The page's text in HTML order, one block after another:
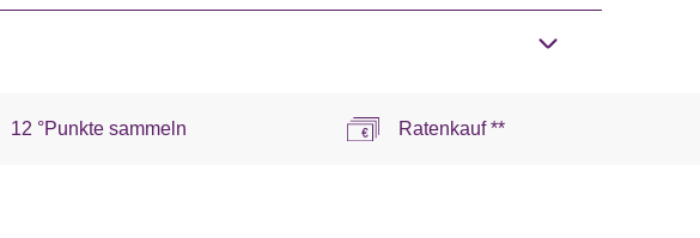
12 °Punkte sammeln Ratenkauf **